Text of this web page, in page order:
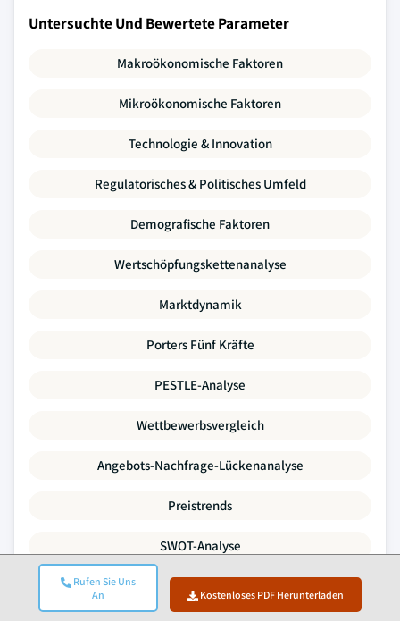
Rufen Sie Uns
An
Kostenloses PDF Herunterladen
Untersuchte Und Bewertete Parameter
Makroökonomische Faktoren
Mikroökonomische Faktoren
Technologie & Innovation
Regulatorisches & Politisches Umfeld
Demografische Faktoren
Wertschöpfungskettenanalyse
Marktdynamik
Porters Fünf Kräfte
PESTLE-Analyse
Wettbewerbsvergleich
Angebots-Nachfrage-Lückenanalyse
Preistrends
SWOT-Analyse
Fusions- Und Übernahmeaktivitäten